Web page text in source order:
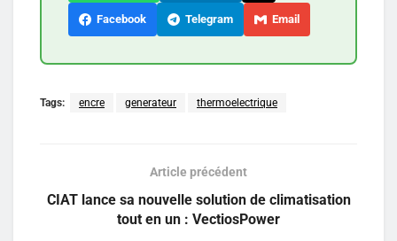
Facebook Telegram Email
Tags: encre generateur thermoelectrique
Article précédent
CIAT lance sa nouvelle solution de climatisation
tout en un : VectiosPower